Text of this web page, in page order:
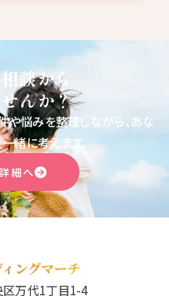
談から
んか？
や悩みを整理しながら、あな
緒に考えます。
細へ
万代1丁目1-4